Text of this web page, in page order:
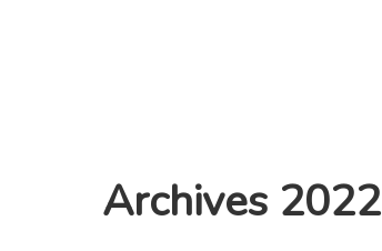
Archives 2022